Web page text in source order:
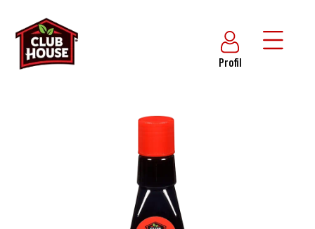
Profil